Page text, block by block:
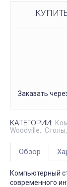
Заказать
КАТЕГОРИИ:
Woodville
Столы
Обзор
Компьютерный
современного